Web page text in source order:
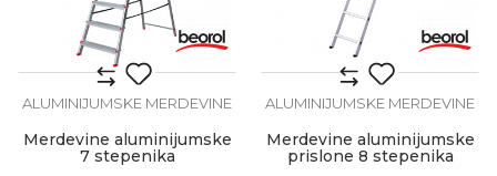
ALUMINIJUMSKE MERDEVINE
Merdevine aluminijumske
7 stepenika
ALUMINIJUMSKE MERDEVINE
Merdevine aluminijumske
prislone 8 stepenika